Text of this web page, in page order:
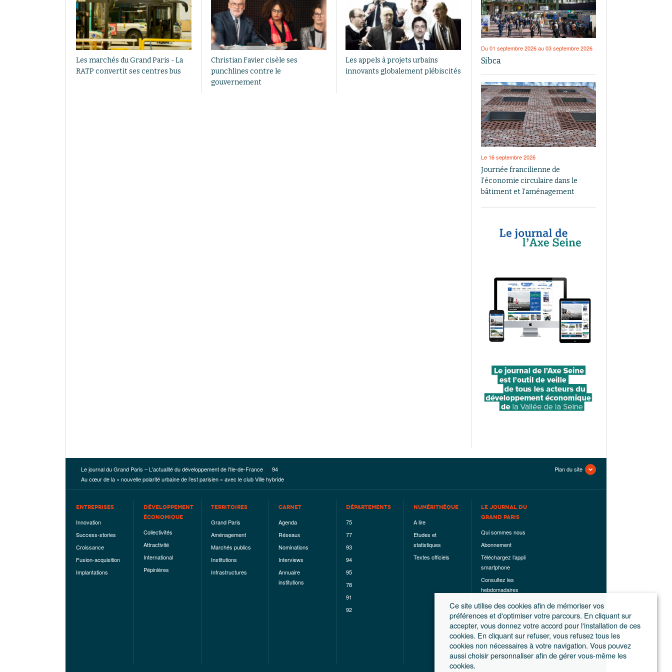
Les marchés du Grand Paris - La
RATP convertit ses centres bus
Christian Favier cisèle ses
punchlines contre le
gouvernement
Les appels à projets urbains
innovants globalement plébiscités
Du 01 septembre 2026 au 03 septembre 2026
Sibca
Le 16 septembre 2026
Journée francilienne de
l’économie circulaire dans le
bâtiment et l’aménagement
Le journal du Grand Paris – L'actualité du développement de l'Ile-de-France
94
Au cœur de la « nouvelle polarité urbaine de l’est parisien » avec le club Ville hybride
Plan du site
ENTREPRISES
Innovation
Success-stories
Croissance
Fusion-acquisition
Implantations
DÉVELOPPEMENT
ÉCONOMIQUE
Collectivités
Attractivité
International
Pépinières
TERRITOIRES
Grand Paris
Aménagement
Marchés publics
Institutions
Infrastructures
CARNET
Agenda
Réseaux
Nominations
Interviews
Annuaire
institutions
DÉPARTEMENTS
75
77
93
94
95
78
91
92
NUMÉRITHÈQUE
A lire
Etudes et
statistiques
Textes officiels
LE JOURNAL DU
GRAND PARIS
Qui sommes nous
Abonnement
Téléchargez l’appli
smartphone
Consultez les
hebdomadaires
Les hors-séries
Mentions légales
Conditions
générales de
ventes
Ce site utilise des cookies afin de mémoriser vos
préférences et d'optimiser votre parcours. En cliquant sur
accepter, vous donnez votre accord pour l'installation de ces
cookies. En cliquant sur refuser, vous refusez tous les
cookies non nécessaires à votre navigation. Vous pouvez
aussi choisir personnaliser afin de gérer vous-même les
cookies.